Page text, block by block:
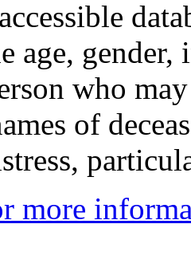
age,
who
of
more